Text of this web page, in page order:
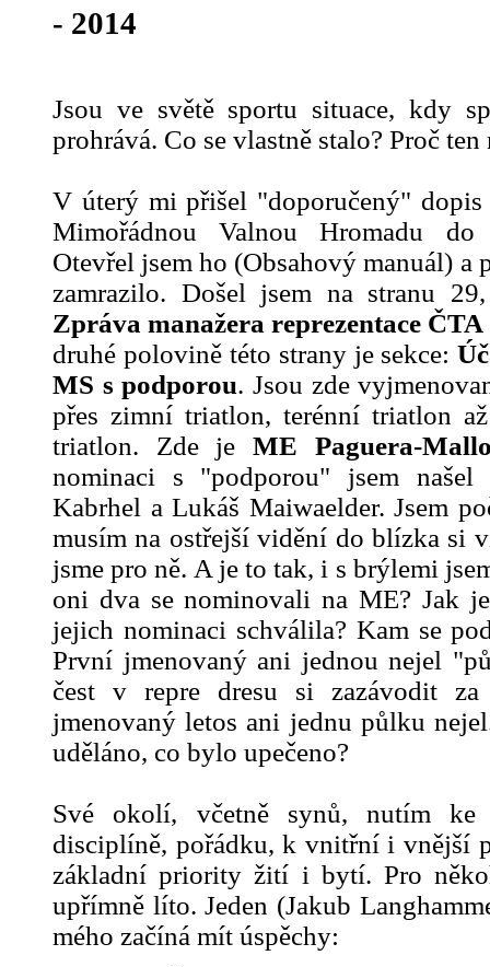
- 2014
Jsou ve světě sportu situace, kdy
prohrává. Co se vlastně stalo? Proč
V úterý mi přišel "doporučený"
Mimořádnou Valnou Hromadu do
Otevřel jsem ho (Obsahový manuál) a
zamrazilo. Došel jsem na stranu
Zpráva manažera reprezentace
druhé polovině této strany je sekce:
MS s podporou. Jsou zde
přes zimní triatlon, terénní triatlon
triatlon. Zde je ME Paguera-
nominaci s "podporou" jsem
Kabrhel a Lukáš Maiwaelder. Jsem
musím na ostřejší vidění do blízka si
jsme pro ně. A je to tak, i s brýlemi
oni dva se nominovali na ME? Jak
jejich nominaci schválila? Kam se
První jmenovaný ani jednou nejel
čest v repre dresu si zazávodit
jmenovaný letos ani jednu půlku
uděláno, co bylo upečeno?
Své okolí, včetně synů, nutím ke
disciplíně, pořádku, k vnitřní i vnější
základní priority žití i bytí. Pro
upřímně líto. Jeden (Jakub
mého začíná mít úspěchy: